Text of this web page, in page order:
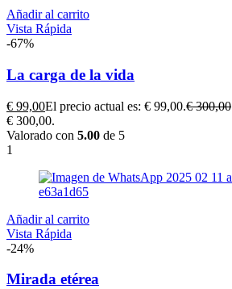
Añadir al carrito
Vista Rápida
-67%
La carga de la vida
€ 99,00El precio actual es: € 99,00.€300,00
€ 300,00.
Valorado con 5.00 de 5
1
Añadir al carrito
Vista Rápida
-24%
Mirada etérea